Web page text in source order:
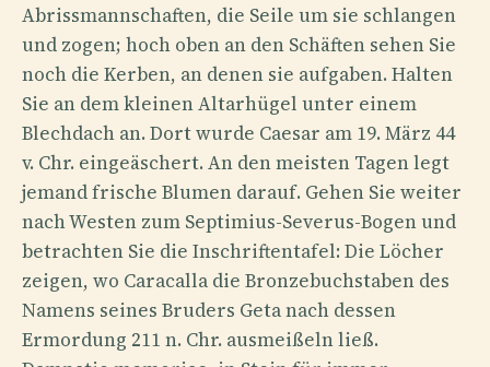
Abrissmannschaften, die Seile um sie schlangen
und zogen; hoch oben an den Schäften sehen Sie
noch die Kerben, an denen sie aufgaben. Halten
Sie an dem kleinen Altarhügel unter einem
Blechdach an. Dort wurde Caesar am 19. März 44
v. Chr. eingeäschert. An den meisten Tagen legt
jemand frische Blumen darauf. Gehen Sie weiter
nach Westen zum Septimius-Severus-Bogen und
betrachten Sie die Inschriftentafel: Die Löcher
zeigen, wo Caracalla die Bronzebuchstaben des
Namens seines Bruders Geta nach dessen
Ermordung 211 n. Chr. ausmeißeln ließ.